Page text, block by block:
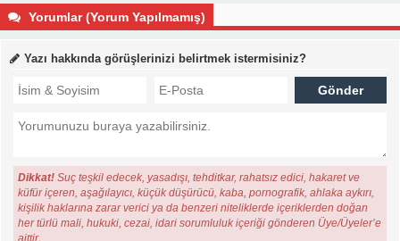
Yorumlar (Yorum Yapılmamış)
Yazı hakkında görüşlerinizi belirtmek istermisiniz?
Dikkat! Suç teşkil edecek, yasadışı, tehditkar, rahatsız edici, hakaret ve
küfür içeren, aşağılayıcı, küçük düşürücü, kaba, pornografik, ahlaka aykırı,
kişilik haklarına zarar verici ya da benzeri niteliklerde içeriklerden doğan
her türlü mali, hukuki, cezai, idari sorumluluk içeriği gönderen Üye/Üyeler’e
aittir.